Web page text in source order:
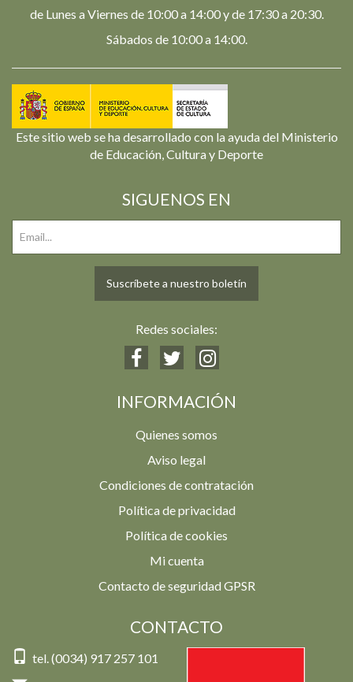
de Lunes a Viernes de 10:00 a 14:00 y de 17:30 a 20:30.
Sábados de 10:00 a 14:00.
Este sitio web se ha desarrollado con la ayuda del Ministerio
de Educación, Cultura y Deporte
SIGUENOS EN
Suscríbete a nuestro boletín
Redes sociales:
INFORMACIÓN
Quienes somos
Aviso legal
Condiciones de contratación
Política de privacidad
Política de cookies
Mi cuenta
Contacto de seguridad GPSR
CONTACTO
tel. (0034) 917 257 101